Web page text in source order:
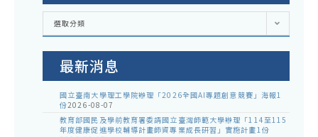
各
室
告
選取分類
最新消息
國立臺南大學理工學院辦理「2026全國AI專題創意競賽」海報1
份2026-08-07
教育部國民及學前教育署委請國立臺灣師範大學辦理「114至115
年度健康促進學校輔導計畫師資專業成長研習」實施計畫1份